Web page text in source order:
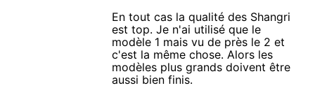
En tout cas la qualité des Shangri
est top. Je n'ai utilisé que le
modèle 1 mais vu de près le 2 et
c'est la même chose. Alors les
modèles plus grands doivent être
aussi bien finis.